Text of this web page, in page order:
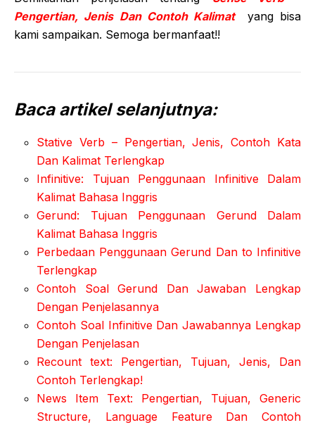
Pengertian, Jenis Dan Contoh Kalimat
yang bisa
kami sampaikan. Semoga bermanfaat!!
Baca artikel selanjutnya:
Stative Verb – Pengertian, Jenis, Contoh Kata
Dan Kalimat Terlengkap
Infinitive: Tujuan Penggunaan Infinitive Dalam
Kalimat Bahasa Inggris
Gerund: Tujuan Penggunaan Gerund Dalam
Kalimat Bahasa Inggris
Perbedaan Penggunaan Gerund Dan to Infinitive
Terlengkap
Contoh Soal Gerund Dan Jawaban Lengkap
Dengan Penjelasannya
Contoh Soal Infinitive Dan Jawabannya Lengkap
Dengan Penjelasan
Recount text: Pengertian, Tujuan, Jenis, Dan
Contoh Terlengkap!
News Item Text: Pengertian, Tujuan, Generic
Structure, Language Feature Dan Contoh